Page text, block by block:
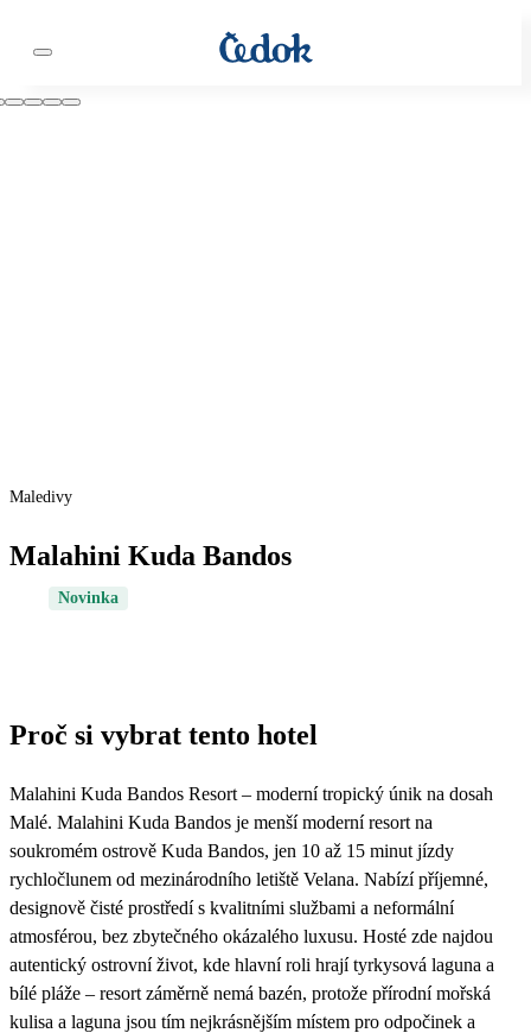
Maledivy
Malahini Kuda Bandos
Novinka
Proč si vybrat tento hotel
Malahini Kuda Bandos Resort – moderní tropický únik na dosah
Malé. Malahini Kuda Bandos je menší moderní resort na
soukromém ostrově Kuda Bandos, jen 10 až 15 minut jízdy
rychločlunem od mezinárodního letiště Velana. Nabízí příjemné,
designově čisté prostředí s kvalitními službami a neformální
atmosférou, bez zbytečného okázalého luxusu. Hosté zde najdou
autentický ostrovní život, kde hlavní roli hrají tyrkysová laguna a
bílé pláže – resort záměrně nemá bazén, protože přírodní mořská
kulisa a laguna jsou tím nejkrásnějším místem pro odpočinek a